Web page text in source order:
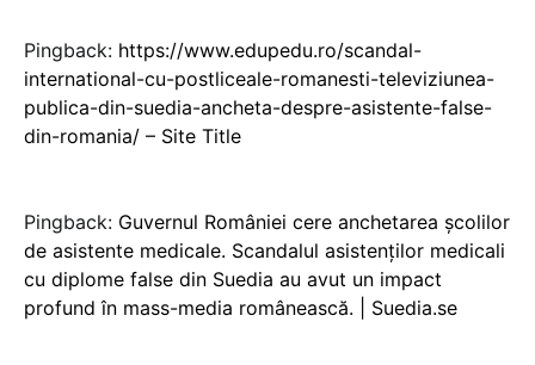
Pingback: https://www.edupedu.ro/scandal-
international-cu-postliceale-romanesti-televiziunea-
publica-din-suedia-ancheta-despre-asistente-false-
din-romania/ – Site Title
Pingback: Guvernul României cere anchetarea școlilor
de asistente medicale. Scandalul asistenților medicali
cu diplome false din Suedia au avut un impact
profund în mass-media românească. | Suedia.se